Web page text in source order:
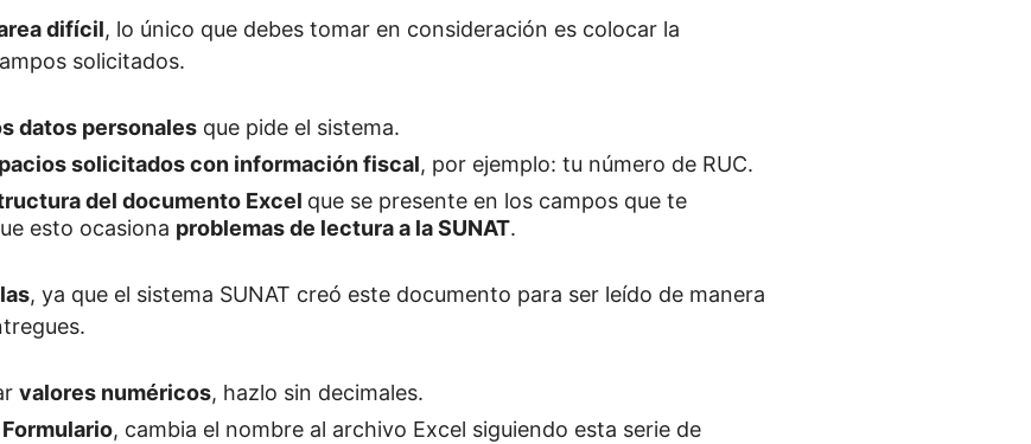
difícil, lo único que debes tomar en consideración es colocar la
solicitados.
datos personalesque pide el sistema.
solicitados con información fiscal, por ejemplo: tu número de RUC.
del documento Excel que se presente en los campos que te
esto ocasiona problemas de lectura a la SUNAT.
, ya que el sistema SUNAT creó este documento para ser leído de manera
valores numéricos, hazlo sin decimales.
, cambia el nombre al archivo Excel siguiendo esta serie de